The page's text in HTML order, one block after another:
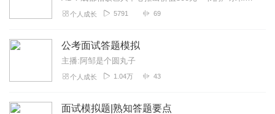
个人成长 5791 69
公考面试答题模拟
主播:阿邹是个圆丸子
个人成长 1.04万 43
面试模拟题|熟知答题要点